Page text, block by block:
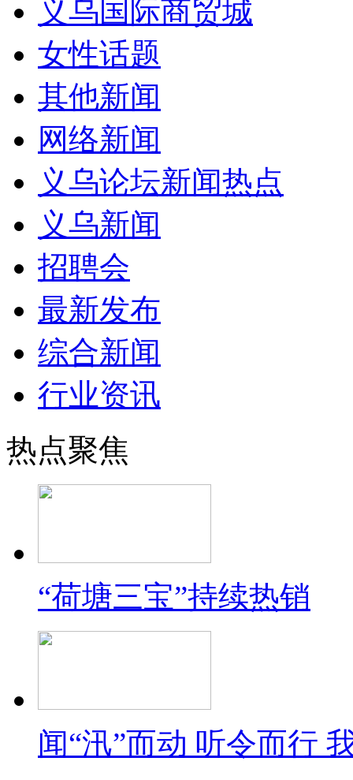
义乌国际商贸城
女性话题
其他新闻
网络新闻
义乌论坛新闻热点
义乌新闻
招聘会
最新发布
综合新闻
行业资讯
热点聚焦
“荷塘三宝”持续热销
闻“汛”而动 听令而行